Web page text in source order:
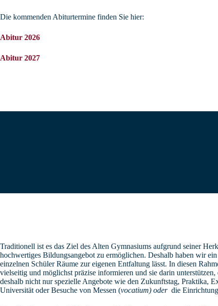
Die kommenden Abiturtermine finden Sie hier:
Abitur 2026
Abitur 2027
Traditionell ist es das Ziel des Alten Gymnasiums aufgrund seiner
hochwertiges Bildungsangebot zu ermöglichen. Deshalb haben wir
einzelnen Schüler Räume zur eigenen Entfaltung lässt. In diesen
vielseitig und möglichst präzise informieren und sie darin
deshalb nicht nur spezielle Angebote wie den Zukunftstag, Praktika,
Universität oder Besuche von Messen (vocatium) oder die